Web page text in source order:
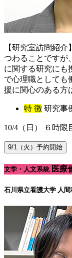
【研究室訪問紹
つわることですが
に関する研究にも
で心理職としても
援に関心のある方
特 徴 研究事
10/4（日） ６時限
9/1（火）予約開始
文学・人文系統 医療
石川県立看護大学 人